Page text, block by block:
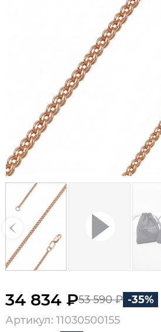
34 834 ₽53 590 ₽ -35%
Артикул: 11030500155